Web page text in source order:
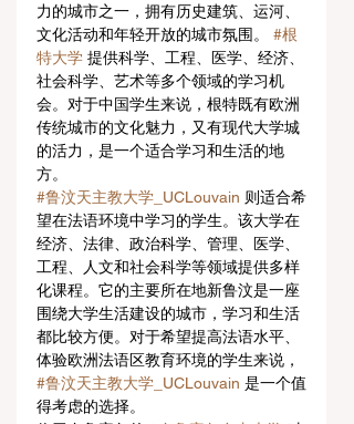
力的城市之一，拥有历史建筑、运河、
文化活动和年轻开放的城市氛围。 #根
特大学 提供科学、工程、医学、经济、
社会科学、艺术等多个领域的学习机
会。对于中国学生来说，根特既有欧洲
传统城市的文化魅力，又有现代大学城
的活力，是一个适合学习和生活的地
方。
#鲁汶天主教大学_UCLouvain 则适合希
望在法语环境中学习的学生。该大学在
经济、法律、政治科学、管理、医学、
工程、人文和社会科学等领域提供多样
化课程。它的主要所在地新鲁汶是一座
围绕大学生活建设的城市，学习和生活
都比较方便。对于希望提高法语水平、
体验欧洲法语区教育环境的学生来说，
#鲁汶天主教大学_UCLouvain 是一个值
得考虑的选择。